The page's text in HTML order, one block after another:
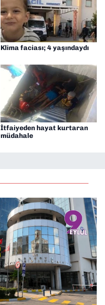
Klima faciası; 4 yaşındaydı
İtfaiyeden hayat kurtaran
müdahale